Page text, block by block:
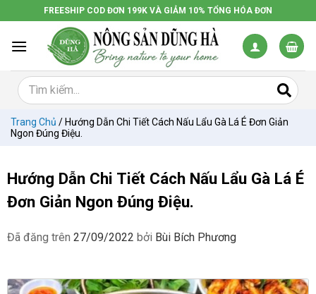
đến
dung
FREESHIP COD ĐƠN 199K VÀ GIẢM 10% TỔNG HÓA ĐƠN
Trang Chủ / Hướng Dẫn Chi Tiết Cách Nấu Lẩu Gà Lá É Đơn Giản
Ngon Đúng Điệu.
Hướng Dẫn Chi Tiết Cách Nấu Lẩu Gà Lá É
Đơn Giản Ngon Đúng Điệu.
Đã đăng trên 27/09/2022 bởi Bùi Bích Phương